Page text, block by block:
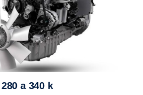
a 340 k